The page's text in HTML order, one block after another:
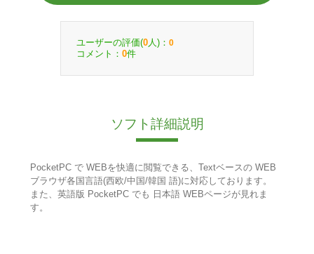
ユーザーの評価(0 人)： 0
コメント： 0件
ソフト詳細説明
PocketPC で WEBを快適に閲覧できる、Textベースの WEB
ブラウザ各国言語(西欧/中国/韓国 語)に対応しております。
また、英語版 PocketPC でも 日本語 WEBページが見れま
す。